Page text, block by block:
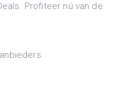
Profiteer nú van de